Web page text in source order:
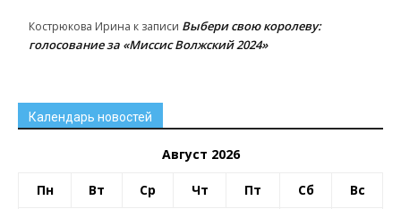
Кострюкова Ирина к записи Выбери свою королеву:
голосование за «Миссис Волжский 2024»
Календарь новостей
Август 2026
Пн Вт Ср Чт Пт Сб Вс